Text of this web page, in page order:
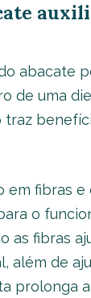
abacate
de uma
traz
em fibras
o
as fibras
além de
prolonga